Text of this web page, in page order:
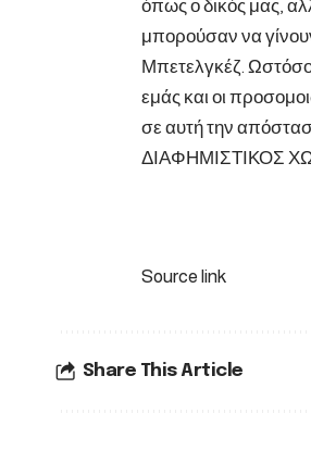
όπως ο δικός μας,
μπορούσαν να
Μπετελγκέζ.
εμάς και οι
σε αυτή την
ΔΙΑΦΗΜΙΣΤΙΚΟΣ
Source link
Share This Article